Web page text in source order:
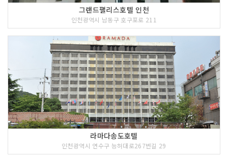
그랜드팰리스호텔 인천
인천광역시 남동구 호구포로 211
라마다송도호텔
인천광역시 연수구 능허대로267번길 29